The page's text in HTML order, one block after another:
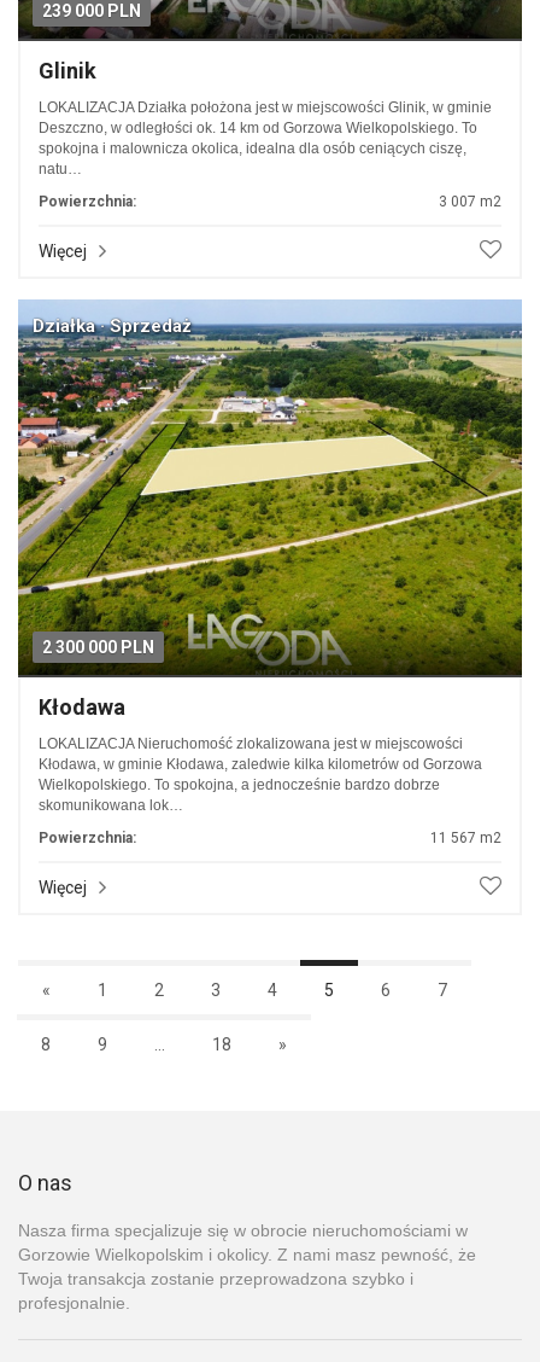
239 000 PLN
Glinik
LOKALIZACJA Działka położona jest w miejscowości Glinik, w gminie
Deszczno, w odległości ok. 14 km od Gorzowa Wielkopolskiego. To
spokojna i malownicza okolica, idealna dla osób ceniących ciszę,
natu…
Powierzchnia:
3 007 m2
Więcej
2 300 000 PLN
Działka · Sprzedaż
Kłodawa
LOKALIZACJA Nieruchomość zlokalizowana jest w miejscowości
Kłodawa, w gminie Kłodawa, zaledwie kilka kilometrów od Gorzowa
Wielkopolskiego. To spokojna, a jednocześnie bardzo dobrze
skomunikowana lok…
Powierzchnia:
11 567 m2
Więcej
« 1 2 3 4 5 6 7
8 9 18 »
O nas
Nasza firma specjalizuje się w obrocie nieruchomościami w
Gorzowie Wielkopolskim i okolicy. Z nami masz pewność, że
Twoja transakcja zostanie przeprowadzona szybko i
profesjonalnie.